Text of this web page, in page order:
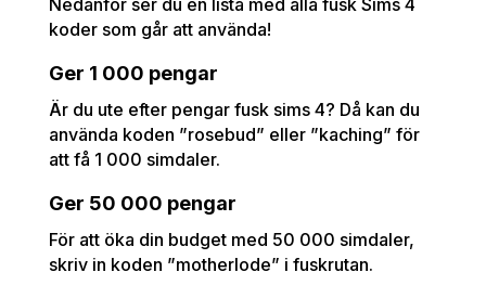
Nedanför ser du en lista med alla fusk Sims 4
koder som går att använda!
Ger 1 000 pengar
Är du ute efter pengar fusk sims 4? Då kan du
använda koden ”rosebud” eller ”kaching” för
att få 1 000 simdaler.
Ger 50 000 pengar
För att öka din budget med 50 000 simdaler,
skriv in koden ”motherlode” i fuskrutan.